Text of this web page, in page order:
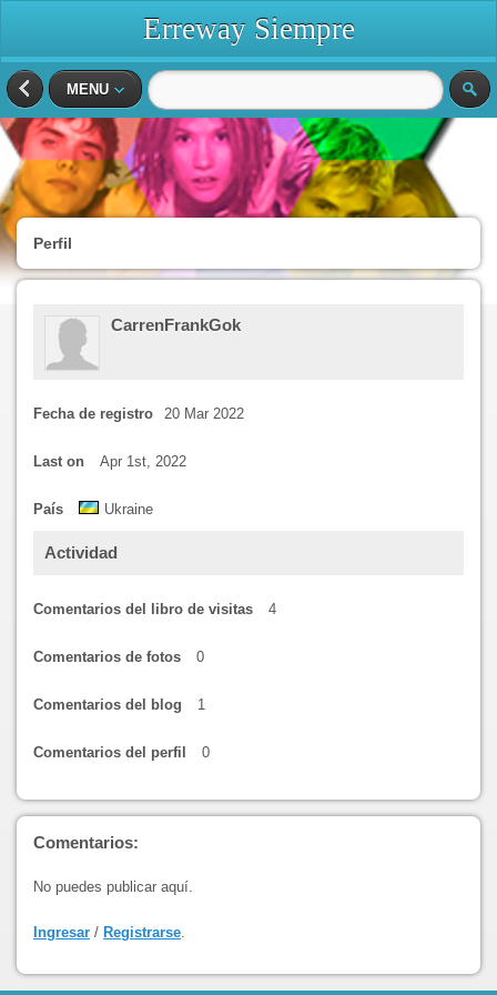
Erreway Siempre
MENU
Perfil
CarrenFrankGok
Fecha de registro 20 Mar 2022
Last on Apr 1st, 2022
País Ukraine
Actividad
Comentarios del libro de visitas 4
Comentarios de fotos 0
Comentarios del blog 1
Comentarios del perfil 0
Comentarios:
No puedes publicar aquí.
Ingresar / Registrarse.